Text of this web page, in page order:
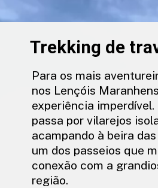
Trekking de
Para os mais
nos Lençóis
experiência imperdível.
passa por vilarejos
acampando à beira
um dos passeios que
conexão com a
região.